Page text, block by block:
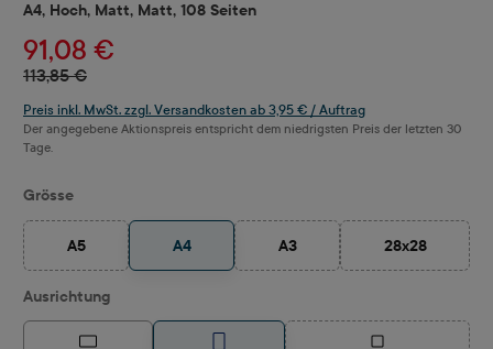
A4, Hoch, Matt, Matt, 108 Seiten
91,08 €
113,85 €
Preis inkl. MwSt. zzgl. Versandkosten ab 3,95 € / Auftrag
Der angegebene Aktionspreis entspricht dem niedrigsten Preis der letzten 30
Tage.
Grösseauswählen
A5
(Diese Option ist zurzeit nicht verfügbar.)
A4 A3
(Diese Option ist zurzeit nicht
28x28
(Diese
Ausrichtungauswählen